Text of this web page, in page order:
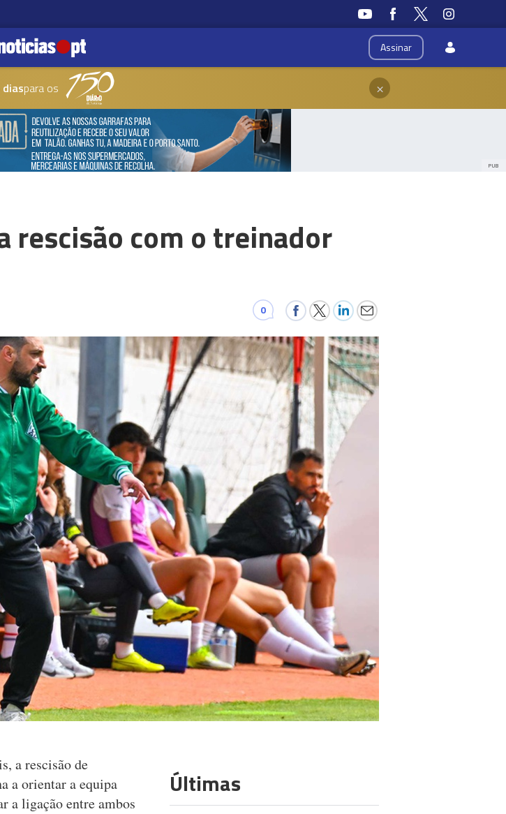
Assinar
diaspara os ×
PUB
rescisão com o treinador
0
a rescisão de
a orientar a equipa
a ligação entre ambos
Últimas